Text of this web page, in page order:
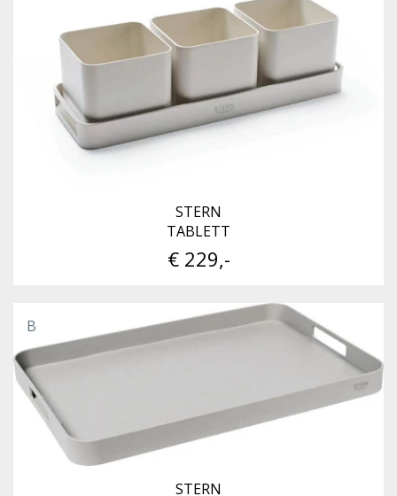
STERN
TABLETT
€ 229,-
B
STERN